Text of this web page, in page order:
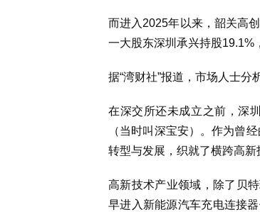
而进入2025年以来，韶关高
一大股东深圳承兴持股19.1%
据“湾财社”报道，市场人士分
在深交所还未成立之前，深
（当时叫深宝安）。作为曾
转型与发展，织就了横跨高新
高新技术产业领域，除了贝
早进入新能源汽车充电连接